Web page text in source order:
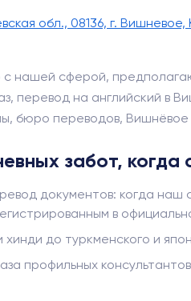
обл., 08136, г.
нашей сферой,
перевод на английский
бюро переводов,
забот,
документов: когда
в
до туркменского и
профильных